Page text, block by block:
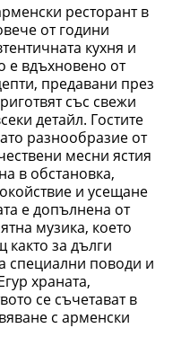
ресторант в
от години
кухня и
е вдъхновено от
предавани през
със свежи
детайл. Гостите
разнообразие от
месни ястия
в обстановка,
и усещане
е допълнена от
музика, което
както за дълги
специални поводи и
храната,
се съчетават в
с арменски